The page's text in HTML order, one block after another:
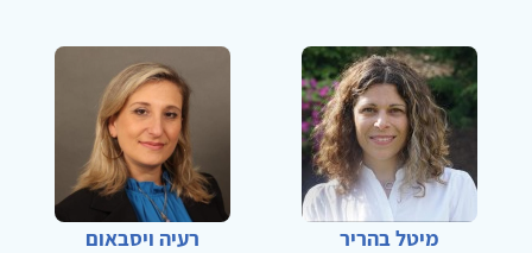
מיטל בהריר רעיה ויסבאום